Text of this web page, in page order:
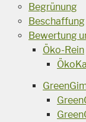
Begrünung
Beschaffung
Bewertung
Öko-Rein